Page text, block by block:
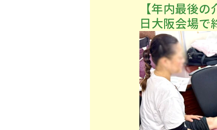
【年内最後
日大阪会場で